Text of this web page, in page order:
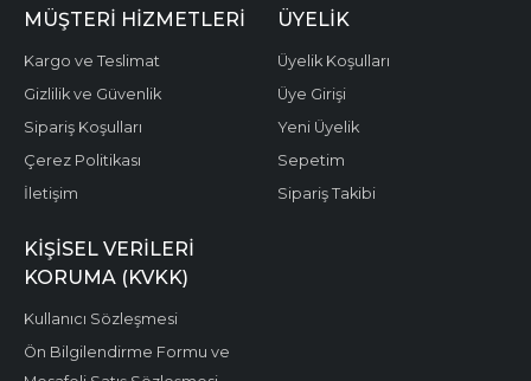
MÜŞTERI HIZMETLERI
Kargo ve Teslimat
Gizlilik ve Güvenlik
Sipariş Koşulları
Çerez Politikası
İletişim
ÜYELIK
Üyelik Koşulları
Üye Girişi
Yeni Üyelik
Sepetim
Sipariş Takibi
KIŞISEL VERILERI
KORUMA (KVKK)
Kullanıcı Sözleşmesi
Ön Bilgilendirme Formu ve